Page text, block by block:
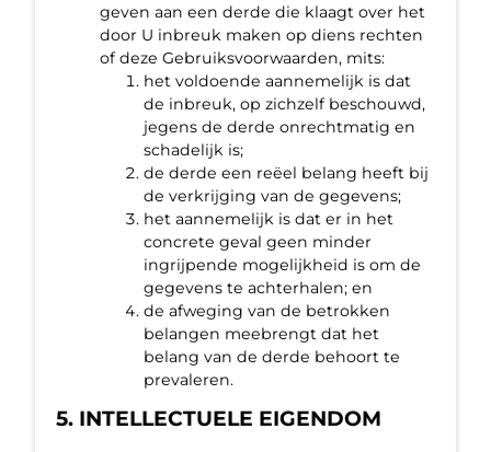
geven aan een derde die klaagt over het
door U inbreuk maken op diens rechten
of deze Gebruiksvoorwaarden, mits:
het voldoende aannemelijk is dat
de inbreuk, op zichzelf beschouwd,
jegens de derde onrechtmatig en
schadelijk is;
de derde een reëel belang heeft bij
de verkrijging van de gegevens;
het aannemelijk is dat er in het
concrete geval geen minder
ingrijpende mogelijkheid is om de
gegevens te achterhalen; en
de afweging van de betrokken
belangen meebrengt dat het
belang van de derde behoort te
prevaleren.
5. INTELLECTUELE EIGENDOM